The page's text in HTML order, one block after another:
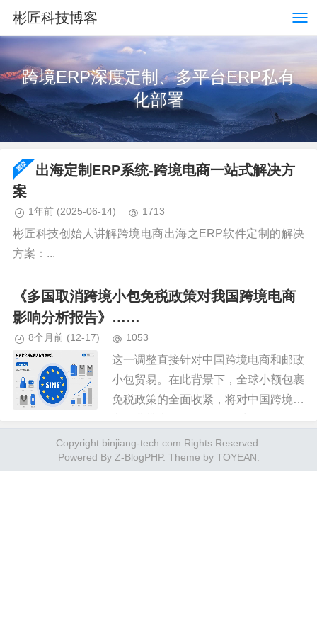
彬匠科技博客
跨境ERP深度定制、多平台ERP私有
化部署
出海定制ERP系统-跨境电商一站式解决方
案
1年前 (2025-06-14) 1713
彬匠科技创始人讲解跨境电商出海之ERP软件定制的解决
方案：...
《多国取消跨境小包免税政策对我国跨境电商
影响分析报告》……
8个月前 (12-17) 1053
这一调整直接针对中国跨境电商和邮政
小包贸易。在此背景下，全球小额包裹
免税政策的全面收紧，将对中国跨境电
消带来的即时冲击，跨境电商企业亟需
采取短期应对措施，确保基本生存...
Copyright binjiang-tech.com Rights Reserved.
Powered By Z-BlogPHP. Theme by TOYEAN